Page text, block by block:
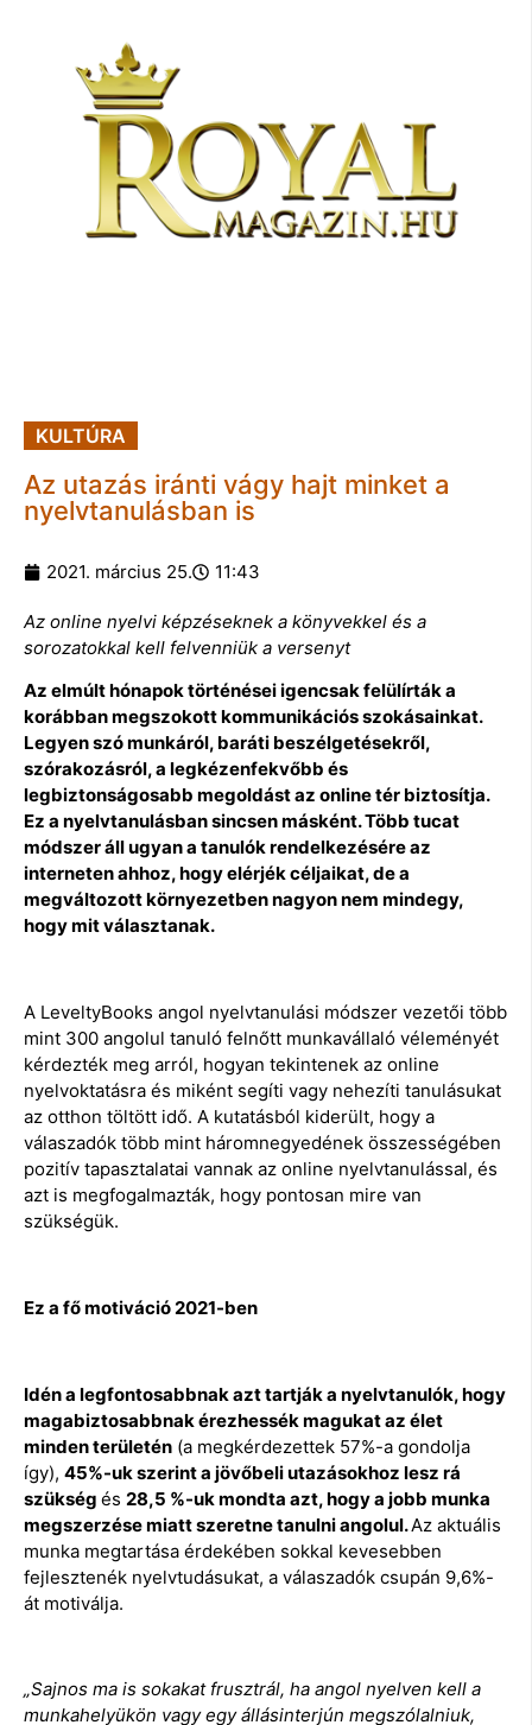
KULTÚRA
Az utazás iránti vágy hajt minket a
nyelvtanulásban is
2021. március 25. 11:43
Az online nyelvi képzéseknek a könyvekkel és a
sorozatokkal kell felvenniük a versenyt
Az elmúlt hónapok történései igencsak felülírták a
korábban megszokott kommunikációs szokásainkat.
Legyen szó munkáról, baráti beszélgetésekről,
szórakozásról, a legkézenfekvőbb és
legbiztonságosabb megoldást az online tér biztosítja.
Ez a nyelvtanulásban sincsen másként. Több tucat
módszer áll ugyan a tanulók rendelkezésére az
interneten ahhoz, hogy elérjék céljaikat, de a
megváltozott környezetben nagyon nem mindegy,
hogy mit választanak.
A LeveltyBooks angol nyelvtanulási módszer vezetői több
mint 300 angolul tanuló felnőtt munkavállaló véleményét
kérdezték meg arról, hogyan tekintenek az online
nyelvoktatásra és miként segíti vagy nehezíti tanulásukat
az otthon töltött idő. A kutatásból kiderült, hogy a
válaszadók több mint háromnegyedének összességében
pozitív tapasztalatai vannak az online nyelvtanulással, és
azt is megfogalmazták, hogy pontosan mire van
szükségük.
Ez a fő motiváció 2021-ben
Idén a legfontosabbnak azt tartják a nyelvtanulók, hogy
magabiztosabbnak érezhessék magukat az élet
minden területén (a megkérdezettek 57%-a gondolja
így), 45%-uk szerint a jövőbeli utazásokhoz lesz rá
szükség és 28,5 %-uk mondta azt, hogy a jobb munka
megszerzése miatt szeretne tanulni angolul.Az aktuális
munka megtartása érdekében sokkal kevesebben
fejlesztenék nyelvtudásukat, a válaszadók csupán 9,6%-
át motiválja.
„Sajnos ma is sokakat frusztrál, ha angol nyelven kell a
munkahelyükön vagy egy állásinterjún megszólalniuk,